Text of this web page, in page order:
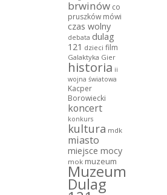
brwinów co
pruszków mówi
czas wolny
debata dulag
121 dzieci film
Galaktyka Gier
historia ii
wojna światowa
Kacper
Borowiecki
koncert
konkurs
kultura mdk
miasto
miejsce mocy
mok muzeum
Muzeum
Dulag